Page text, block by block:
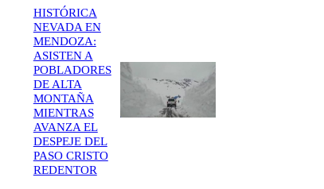
HISTÓRICA
NEVADA EN
MENDOZA:
ASISTEN A
POBLADORES
DE ALTA
MONTAÑA
MIENTRAS
AVANZA EL
DESPEJE DEL
PASO CRISTO
REDENTOR